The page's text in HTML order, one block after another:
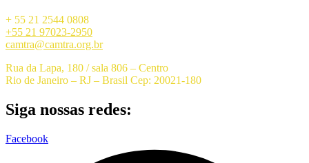
+ 55 21 2544 0808
+55 21 97023-2950
camtra@camtra.org.br
Rua da Lapa, 180 / sala 806 – Centro
Rio de Janeiro – RJ – Brasil Cep: 20021-180
Siga nossas redes:
Facebook